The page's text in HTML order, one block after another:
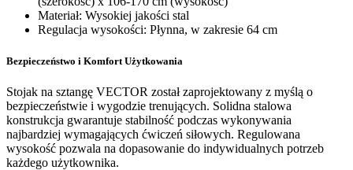
Materiał: Wysokiej jakości stal
Regulacja wysokości: Płynna, w zakresie 64 cm
Bezpieczeństwo i Komfort Użytkowania
Stojak na sztangę VECTOR został zaprojektowany z myślą o
bezpieczeństwie i wygodzie trenujących. Solidna stalowa
konstrukcja gwarantuje stabilność podczas wykonywania
najbardziej wymagających ćwiczeń siłowych. Regulowana
wysokość pozwala na dopasowanie do indywidualnych potrzeb
każdego użytkownika.